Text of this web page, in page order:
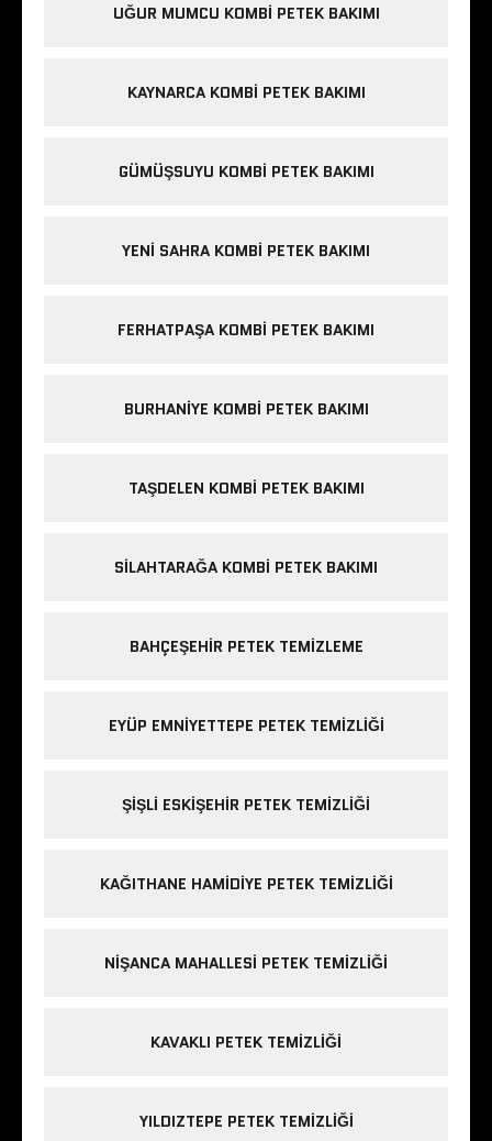
UĞUR MUMCU KOMBI PETEK BAKIMI
KAYNARCA KOMBI PETEK BAKIMI
GÜMÜŞSUYU KOMBI PETEK BAKIMI
YENI SAHRA KOMBI PETEK BAKIMI
FERHATPAŞA KOMBI PETEK BAKIMI
BURHANIYE KOMBI PETEK BAKIMI
TAŞDELEN KOMBI PETEK BAKIMI
SILAHTARAĞA KOMBI PETEK BAKIMI
BAHÇEŞEHIR PETEK TEMIZLEME
EYÜP EMNIYETTEPE PETEK TEMIZLIĞI
ŞIŞLI ESKIŞEHIR PETEK TEMIZLIĞI
KAĞITHANE HAMIDIYE PETEK TEMIZLIĞI
NIŞANCA MAHALLESI PETEK TEMIZLIĞI
KAVAKLI PETEK TEMIZLIĞI
YILDIZTEPE PETEK TEMIZLIĞI